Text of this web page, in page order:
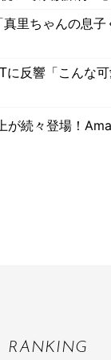
里ちゃんの息子
に反響「こんな
が続々登場！
RANKING